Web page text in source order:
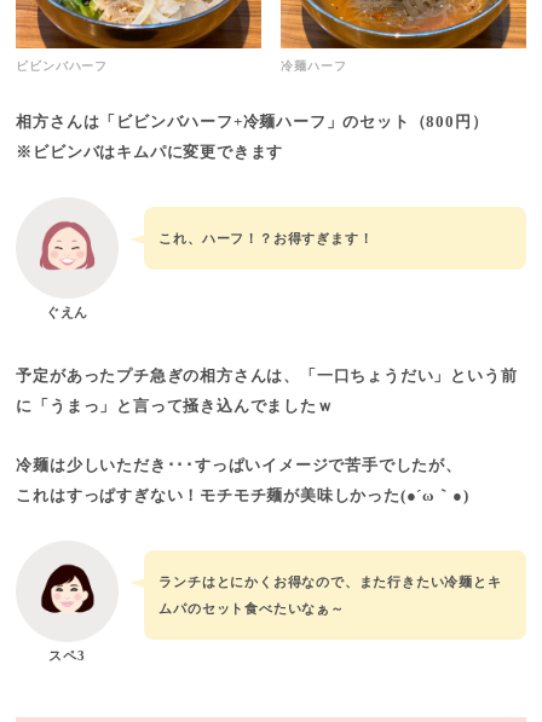
ビビンバハーフ 冷麺ハーフ
相方さんは「ビビンバハーフ+冷麺ハーフ」のセット
（800円）
※ビビンバはキムパに変更できます
ぐえん
これ、ハーフ！？お得すぎます！
予定があったプチ急ぎの相方さんは、
「一口ちょうだい」という前
に 「うまっ」と言って掻き込んでましたｗ
冷麺は少しいただき･･･すっぱいイメージで苦手でしたが、
これはすっぱすぎない！モチモチ麺が美味しかった(●´ω｀●)
スペ3
ランチはとにかくお得なので、また行きたい冷麺とキ
ムパのセット食べたいなぁ～